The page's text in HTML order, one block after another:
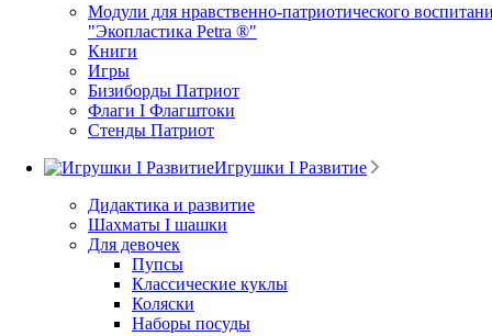
Модули для нравственно-патриотического
"Экопластика Petra ®"
Книги
Игры
Бизиборды Патриот
Флаги I Флагштоки
Стенды Патриот
Игрушки I Развитие
Дидактика и развитие
Шахматы I шашки
Для девочек
Пупсы
Классические куклы
Коляски
Наборы посуды